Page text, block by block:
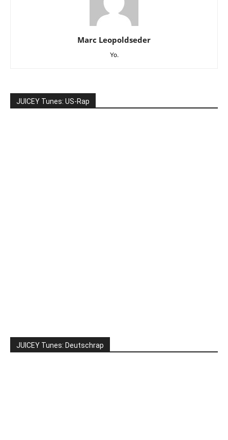
Marc Leopoldseder
Yo.
JUICEY Tunes: US-Rap
JUICEY Tunes: Deutschrap